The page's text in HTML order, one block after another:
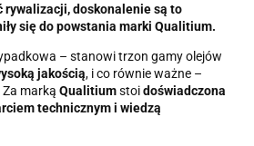
rywalizacji, doskonalenie są to
się do powstania marki Qualitium.
– stanowi trzon gamy olejów
jakością, i co równie ważne –
Za marką Qualitiumstoidoświadczona
technicznym i wiedzą